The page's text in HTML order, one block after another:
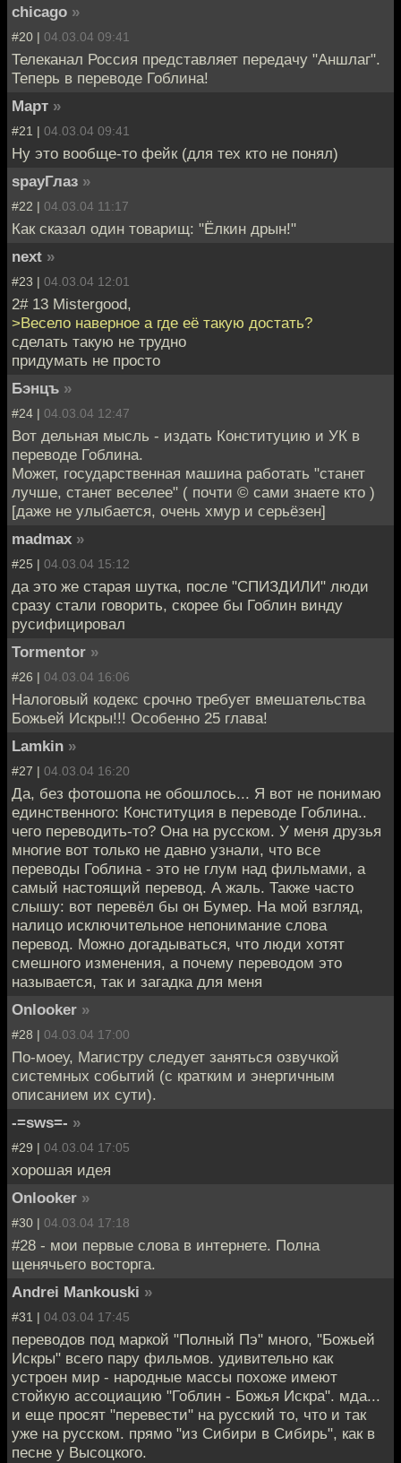
chicago »
#20 | 04.03.04 09:41
Телеканал Россия представляет передачу "Аншлаг".
Теперь в переводе Гоблина!
Март »
#21 | 04.03.04 09:41
Ну это вообще-то фейк (для тех кто не понял)
spayГлаз »
#22 | 04.03.04 11:17
Как сказал один товарищ: "Ёлкин дрын!"
next »
#23 | 04.03.04 12:01
2# 13 Mistergood,
>Весело наверное а где её такую достать?
сделать такую не трудно
придумать не просто
Бэнцъ »
#24 | 04.03.04 12:47
Вот дельная мысль - издать Конституцию и УК в
переводе Гоблина.
Может, государственная машина работать "станет
лучше, станет веселее" ( почти © сами знаете кто )
[даже не улыбается, очень хмур и серьёзен]
madmax »
#25 | 04.03.04 15:12
да это же старая шутка, после "СПИЗДИЛИ" люди
сразу стали говорить, скорее бы Гоблин винду
русифицировал
Tormentor »
#26 | 04.03.04 16:06
Налоговый кодекс срочно требует вмешательства
Божьей Искры!!! Особенно 25 глава!
Lamkin »
#27 | 04.03.04 16:20
Да, без фотошопа не обошлось... Я вот не понимаю
единственного: Конституция в переводе Гоблина..
чего переводить-то? Она на русском. У меня друзья
многие вот только не давно узнали, что все
переводы Гоблина - это не глум над фильмами, а
самый настоящий перевод. А жаль. Также часто
слышу: вот перевёл бы он Бумер. На мой взгляд,
налицо исключительное непонимание слова
перевод. Можно догадываться, что люди хотят
смешного изменения, а почему переводом это
называется, так и загадка для меня
Onlooker »
#28 | 04.03.04 17:00
По-моеу, Магистру следует заняться озвучкой
системных событий (с кратким и энергичным
описанием их сути).
-=sws=- »
#29 | 04.03.04 17:05
хорошая идея
Onlooker »
#30 | 04.03.04 17:18
#28 - мои первые слова в интернете. Полна
щенячьего восторга.
Andrei Mankouski »
#31 | 04.03.04 17:45
переводов под маркой "Полный Пэ" много, "Божьей
Искры" всего пару фильмов. удивительно как
устроен мир - народные массы похоже имеют
стойкую ассоциацию "Гоблин - Божья Искра". мда...
и еще просят "перевести" на русский то, что и так
уже на русском. прямо "из Сибири в Сибирь", как в
песне у Высоцкого.